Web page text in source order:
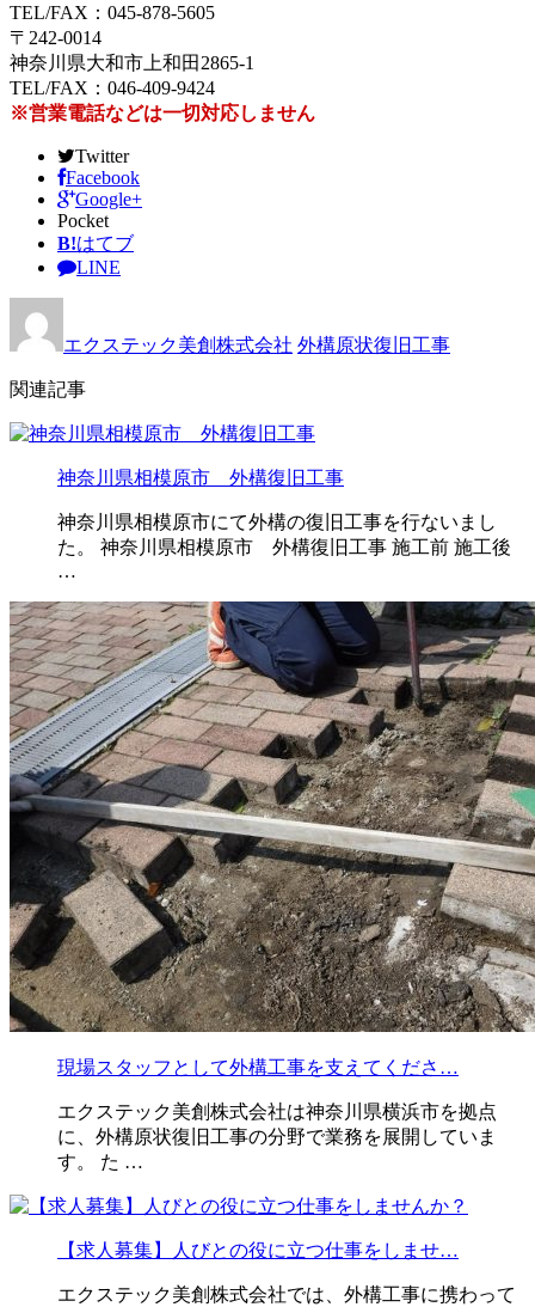
TEL/FAX：045-878-5605
〒242-0014
神奈川県大和市上和田2865-1
TEL/FAX：046-409-9424
※営業電話などは一切対応しません
Twitter
Facebook
Google+
Pocket
B!はてブ
LINE
エクステック美創株式会社 外構原状復旧工事
関連記事
神奈川県相模原市 外構復旧工事
神奈川県相模原市にて外構の復旧工事を行ないまし
た。 神奈川県相模原市 外構復旧工事 施工前 施工後
…
現場スタッフとして外構工事を支えてくださ…
エクステック美創株式会社は神奈川県横浜市を拠点
に、外構原状復旧工事の分野で業務を展開していま
す。 た …
【求人募集】人びとの役に立つ仕事をしませ…
エクステック美創株式会社では、外構工事に携わって